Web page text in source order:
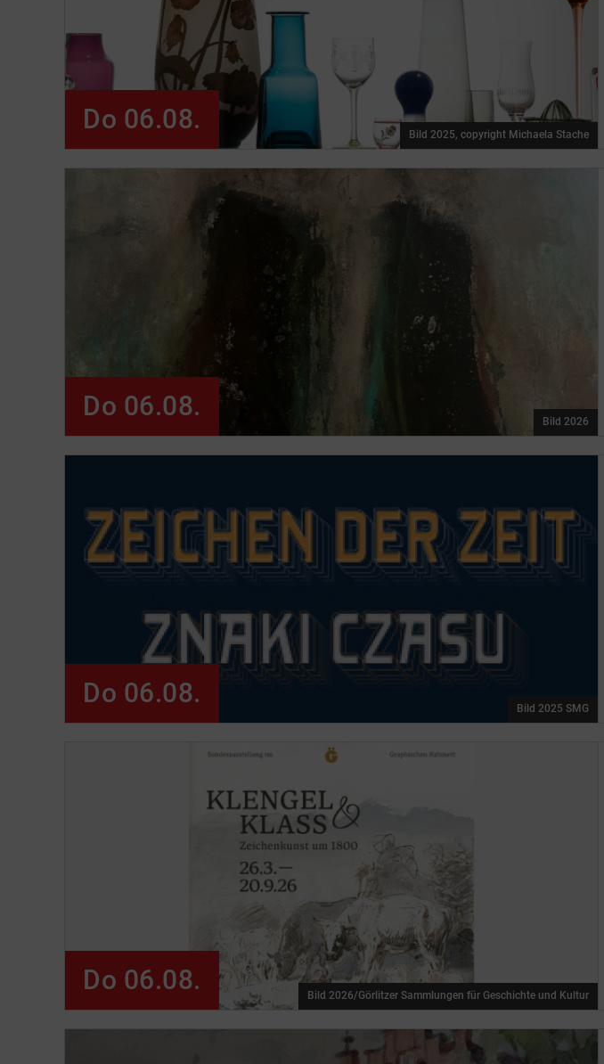
Do 06.08. Bild 2025, copyright Michaela Stache
Do 06.08. Bild 2026
Do 06.08. Bild 2025 SMG
Do 06.08. Bild 2026/Görlitzer Sammlungen für Geschichte und Kultur